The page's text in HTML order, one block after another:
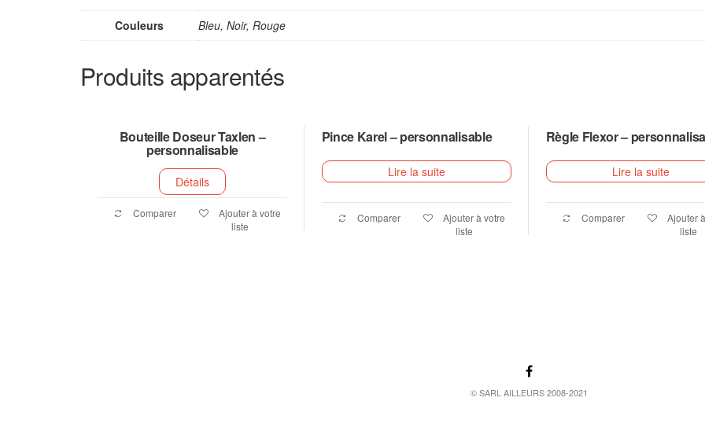
Couleurs Bleu, Noir, Rouge
Produits apparentés
Bouteille Doseur Taxlen –
personnalisable
Détails
Comparer
Ajouter à votre
liste
Pince Karel – personnalisable
Lire la suite
Comparer
Ajouter à votre
liste
Règle Flexor –
Lire la suite
Comparer
Ajouter
liste
© SARL AILLEURS 2008-2021